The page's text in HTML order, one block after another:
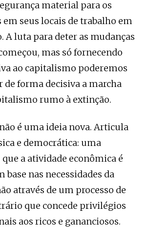
material para os
seus locais de trabalho em
A luta para deter as mudanças
mas só fornecendo
ao capitalismo poderemos
de forma decisiva a marcha
rumo à extinção.
é uma ideia nova. Articula
e democrática: uma
que a atividade econômica é
base nas necessidades da
através de um processo de
que concede privilégios
aos ricos e gananciosos.